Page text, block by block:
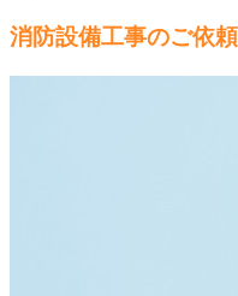
消防設備工事のご依